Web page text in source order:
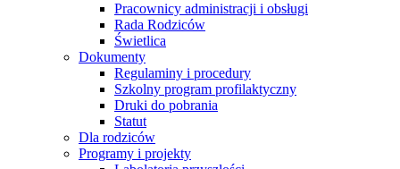
Pracownicy administracji i obsługi
Rada Rodziców
Świetlica
Dokumenty
Regulaminy i procedury
Szkolny program profilaktyczny
Druki do pobrania
Statut
Dla rodziców
Programy i projekty